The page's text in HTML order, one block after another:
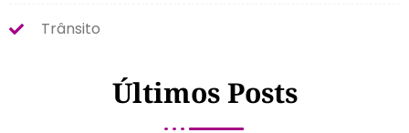
Trânsito
Últimos Posts